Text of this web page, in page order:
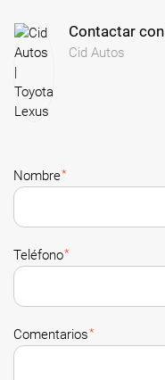
Contactar con
Cid Autos
Nombre*
Teléfono*
Comentarios*